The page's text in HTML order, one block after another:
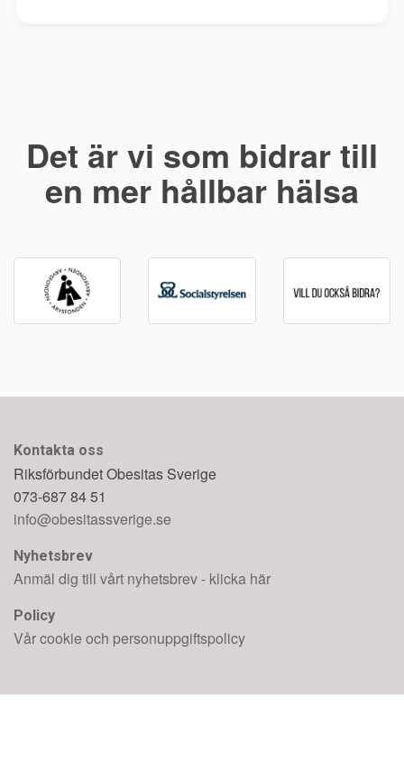
Det är vi som bidrar till
en mer hållbar hälsa
Kontakta oss
Riksförbundet Obesitas Sverige
073-687 84 51
info@obesitassverige.se
Nyhetsbrev
Anmäl dig till vårt nyhetsbrev - klicka här
Policy
Vår cookie och personuppgiftspolicy